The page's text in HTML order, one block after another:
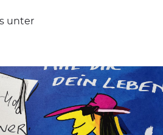
unter